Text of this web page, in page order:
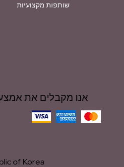
שותפות מקצועיות
אנו מקבלים את
of Korea